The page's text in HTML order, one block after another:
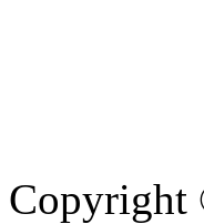
Copyright